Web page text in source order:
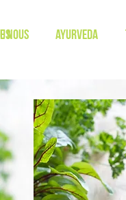
ayurveda
nous